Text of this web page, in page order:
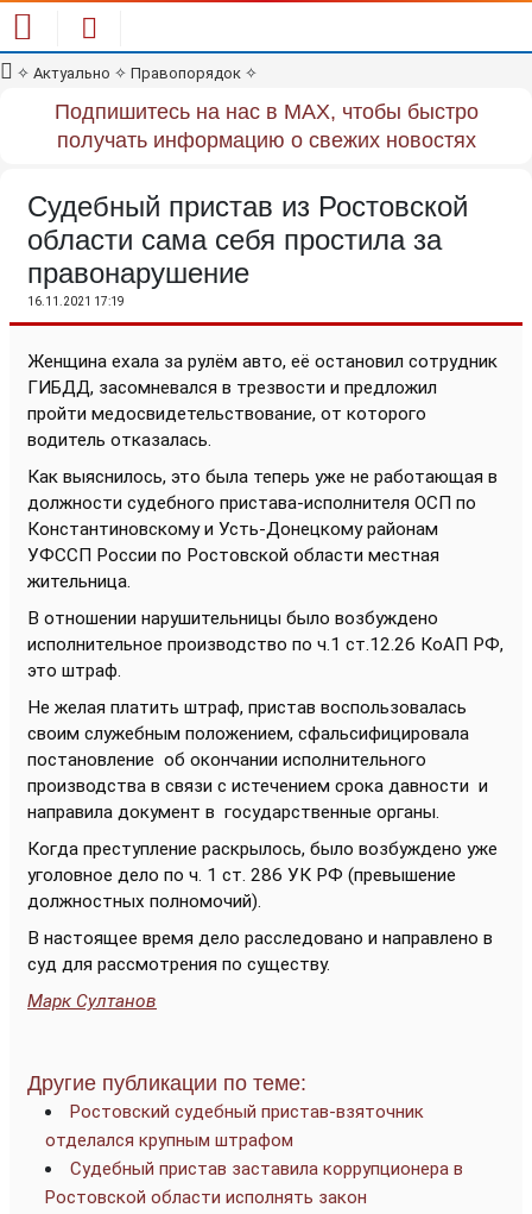
✧ Актуально ✧ Правопорядок ✧
Подпишитесь на нас в MAX, чтобы быстро
получать информацию о свежих новостях
Судебный пристав из Ростовской
области сама себя простила за
правонарушение
16.11.2021 17:19
Женщина ехала за рулём авто, её остановил сотрудник
ГИБДД, засомневался в трезвости и предложил
пройти медосвидетельствование, от которого
водитель отказалась.
Как выяснилось, это была теперь уже не работающая в
должности судебного пристава-исполнителя ОСП по
Константиновскому и Усть-Донецкому районам
УФССП России по Ростовской области местная
жительница.
В отношении нарушительницы было возбуждено
исполнительное производство по ч.1 ст.12.26 КоАП РФ,
это штраф.
Не желая платить штраф, пристав воспользовалась
своим служебным положением, сфальсифицировала
постановление об окончании исполнительного
производства в связи с истечением срока давности и
направила документ в государственные органы.
Когда преступление раскрылось, было возбуждено уже
уголовное дело по ч. 1 ст. 286 УК РФ (превышение
должностных полномочий).
В настоящее время дело расследовано и направлено в
суд для рассмотрения по существу.
Марк Султанов
Другие публикации по теме:
Ростовский судебный пристав-взяточник
отделался крупным штрафом
Судебный пристав заставила коррупционера в
Ростовской области исполнять закон